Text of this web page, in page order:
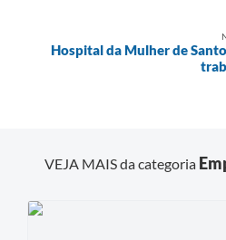
Hospital da Mulher de
VEJA MAIS da categoria